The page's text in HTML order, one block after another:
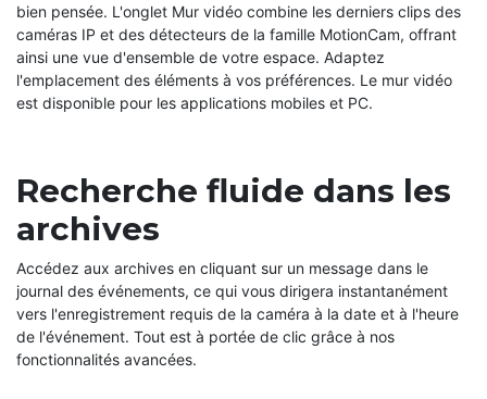
bien pensée. L'onglet Mur vidéo combine les derniers clips des
caméras IP et des détecteurs de la famille MotionCam, offrant
ainsi une vue d'ensemble de votre espace. Adaptez
l'emplacement des éléments à vos préférences. Le mur vidéo
est disponible pour les applications mobiles et PC.
Recherche fluide dans les
archives
Accédez aux archives en cliquant sur un message dans le
journal des événements, ce qui vous dirigera instantanément
vers l'enregistrement requis de la caméra à la date et à l'heure
de l'événement. Tout est à portée de clic grâce à nos
fonctionnalités avancées.